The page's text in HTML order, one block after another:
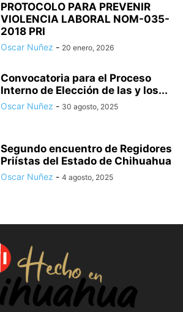
PROTOCOLO PARA PREVENIR
VIOLENCIA LABORAL NOM-035-
2018 PRI
Oscar Nuñez - 20 enero, 2026
Convocatoria para el Proceso
Interno de Elección de las y los...
Oscar Nuñez - 30 agosto, 2025
Segundo encuentro de Regidores
Priístas del Estado de Chihuahua
Oscar Nuñez - 4 agosto, 2025